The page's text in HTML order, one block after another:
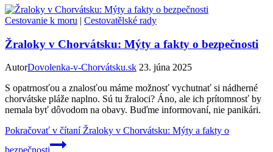
Cestovanie k moru | Cestovatělské rady
Žraloky v Chorvátsku: Mýty a fakty o bezpečnosti
AutorDovolenka-v-Chorvátsku.sk 23. júna 2025
S opatrnosťou a znalosťou máme možnosť vychutnať si nádherné
chorvátske pláže naplno. Sú tu žraloci? Áno, ale ich prítomnosť by
nemala byť dôvodom na obavy. Buďme informovaní, nie panikári.
Pokračovať v čítaníŽraloky v Chorvátsku: Mýty a fakty o